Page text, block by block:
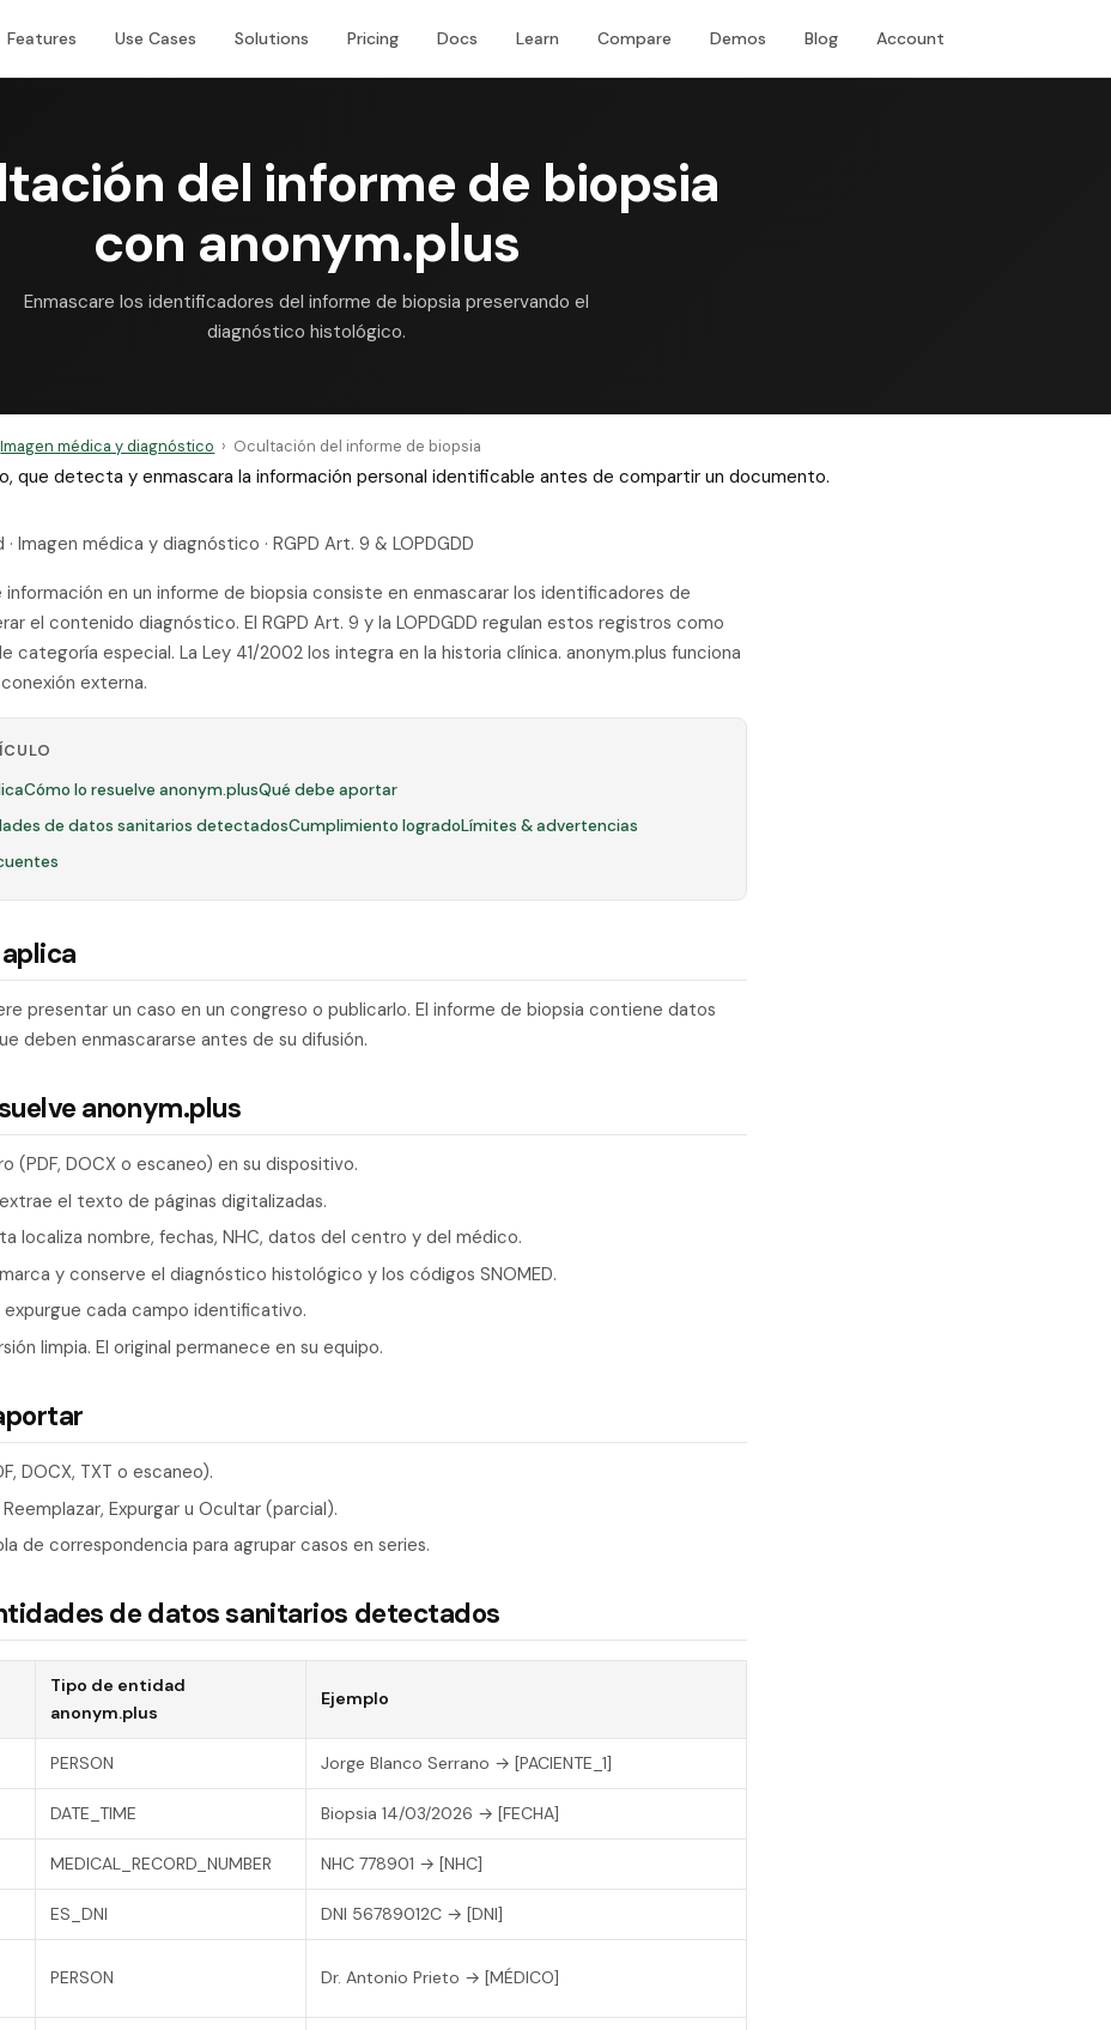
Features Use Cases Solutions Pricing Docs Learn Compare Demos Blog Account
del informe de biopsia
con anonym.plus
Enmascare los identificadores del informe de biopsia preservando el
diagnóstico histológico.
Imagen médica y diagnóstico › Ocultación del informe de biopsia
que detecta y enmascara la información personal identificable antes de compartir un documento.
Imagen médica y diagnóstico · RGPD Art. 9 & LOPDGDD
en un informe de biopsia consiste en enmascarar los identificadores de
el contenido diagnóstico. El RGPD Art. 9 y la LOPDGDD regulan estos registros como
categoría especial. La Ley 41/2002 los integra en la historia clínica. anonym.plus funciona
externa.
Cómo lo resuelve anonym.plusQué debe aportar
de datos sanitarios detectadosCumplimiento logradoLímites & advertencias
presentar un caso en un congreso o publicarlo. El informe de biopsia contiene datos
deben enmascararse antes de su difusión.
anonym.plus
(PDF, DOCX o escaneo) en su dispositivo.
el texto de páginas digitalizadas.
localiza nombre, fechas, NHC, datos del centro y del médico.
y conserve el diagnóstico histológico y los códigos SNOMED.
expurgue cada campo identificativo.
limpia. El original permanece en su equipo.
DOCX, TXT o escaneo).
Expurgar u Ocultar (parcial).
de correspondencia para agrupar casos en series.
de datos sanitarios detectados
Tipo de entidad
anonym.plus
Ejemplo
PERSON Jorge Blanco Serrano → [PACIENTE_1]
DATE_TIME Biopsia 14/03/2026 → [FECHA]
MEDICAL_RECORD_NUMBER NHC 778901 → [NHC]
ES_DNI DNI 56789012C → [DNI]
PERSON Dr. Antonio Prieto → [MÉDICO]